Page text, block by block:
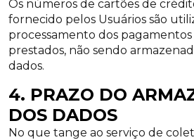
Os números de cartões de
fornecido pelos Usuários são
processamento dos pagamentos
prestados, não sendo
dados.
4. PRAZO DO
DOS DADOS
No que tange ao serviço de